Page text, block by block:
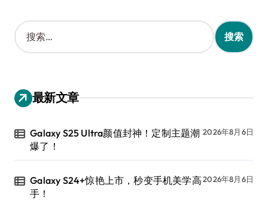
搜
索
：
最新文章
Galaxy S25 Ultra颜值封神！定制主题潮
爆了！
2026年8月6日
Galaxy S24+惊艳上市，秒变手机美学高
手！
2026年8月6日